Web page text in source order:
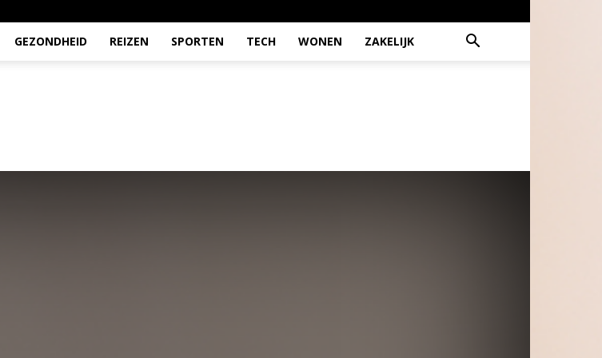
GEZONDHEID REIZEN SPORTEN TECH WONEN ZAKELIJK